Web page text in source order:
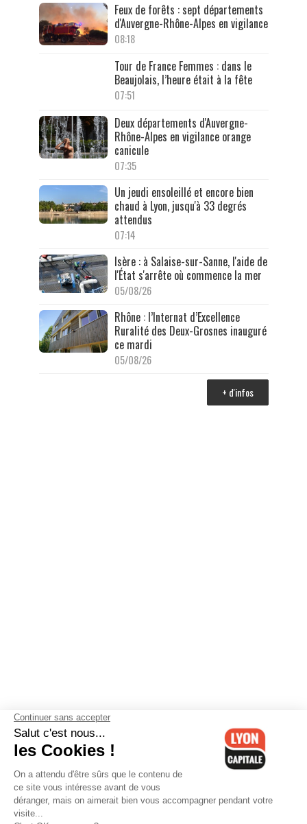
Feux de forêts : sept départements
d'Auvergne-Rhône-Alpes en vigilance
08:18
Tour de France Femmes : dans le
Beaujolais, l’heure était à la fête
07:51
Deux départements d'Auvergne-
Rhône-Alpes en vigilance orange
canicule
07:35
Un jeudi ensoleillé et encore bien
chaud à Lyon, jusqu'à 33 degrés
attendus
07:14
Isère : à Salaise-sur-Sanne, l'aide de
l'État s'arrête où commence la mer
05/08/26
Rhône : l’Internat d’Excellence
Ruralité des Deux-Grosnes inauguré
ce mardi
05/08/26
+ d'infos